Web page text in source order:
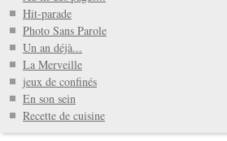
Hit-parade
Photo Sans Parole
Un an déjà...
La Merveille
jeux de confinés
En son sein
Recette de cuisine